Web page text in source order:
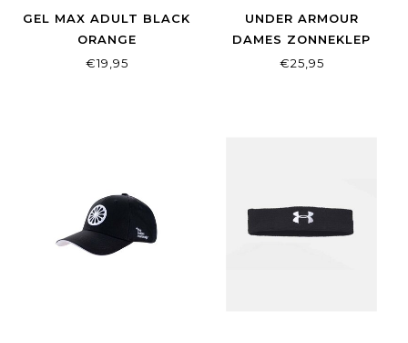
GEL MAX ADULT BLACK
ORANGE
€19,95
UNDER ARMOUR
DAMES ZONNEKLEP
ISO-CHILL WHITE
€25,95